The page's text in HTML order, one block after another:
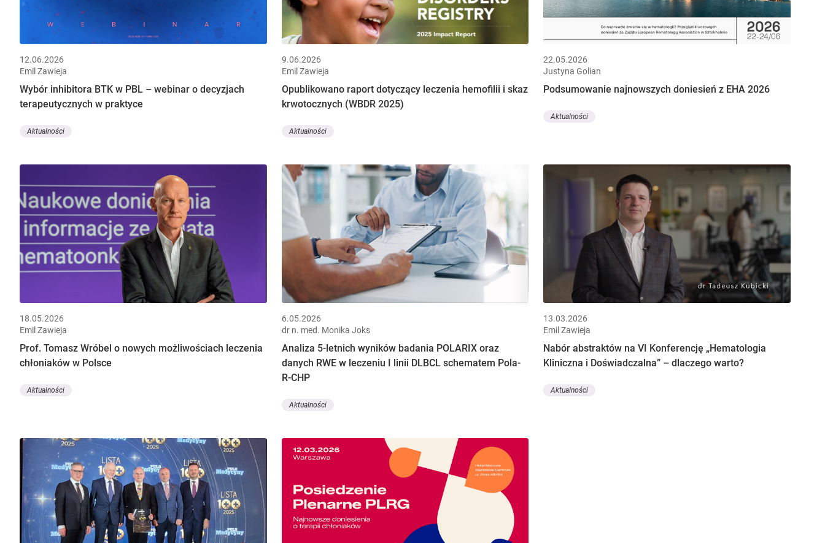
12.06.2026
Emil Zawieja
Wybór inhibitora BTK w PBL – webinar o decyzjach
terapeutycznych w praktyce
Aktualności
9.06.2026
Emil Zawieja
Opublikowano raport dotyczący leczenia hemofilii i skaz
krwotocznych (WBDR 2025)
Aktualności
22.05.2026
Justyna Golian
Podsumowanie najnowszych doniesień z EHA 2026
Aktualności
18.05.2026
Emil Zawieja
Prof. Tomasz Wróbel o nowych możliwościach leczenia
chłoniaków w Polsce
Aktualności
6.05.2026
dr n. med. Monika Joks
Analiza 5-letnich wyników badania POLARIX oraz
danych RWE w leczeniu I linii DLBCL schematem Pola-
R-CHP
Aktualności
13.03.2026
Emil Zawieja
Nabór abstraktów na VI Konferencję „Hematologia
Kliniczna i Doświadczalna” – dlaczego warto?
Aktualności